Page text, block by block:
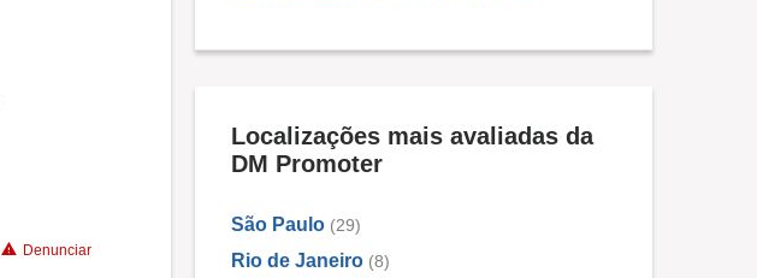
Denunciar
Localizações mais avaliadas da
DM Promoter
São Paulo (29)
Rio de Janeiro (8)